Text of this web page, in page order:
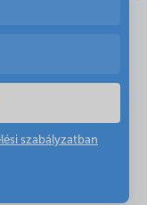
szabályzatban